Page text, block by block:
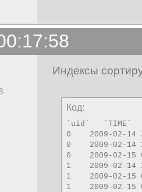
Индексы
Код:
`uid`   `TIME`
0    2009-02-14
0    2009-02-14
0    2009-02-15
1    2009-02-14
1    2009-02-15
1    2009-02-15